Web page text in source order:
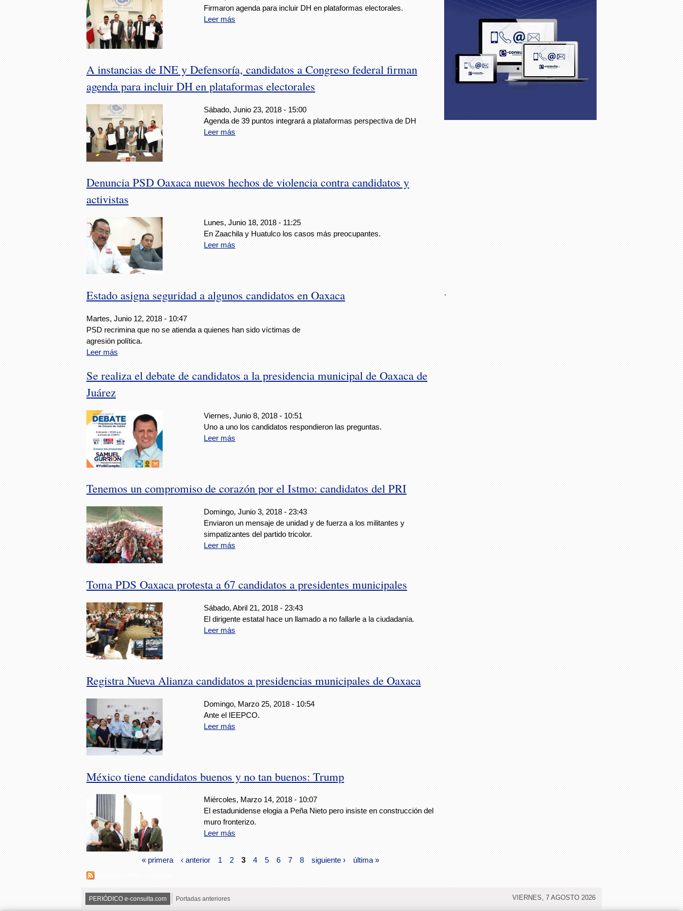
Firmaron agenda para incluir DH en plataformas electorales.
Leer más
A instancias de INE y Defensoría, candidatos a Congreso federal firman
agenda para incluir DH en plataformas electorales
Sábado, Junio 23, 2018 - 15:00
Agenda de 39 puntos integrará a plataformas perspectiva de DH
Leer más
Denuncia PSD Oaxaca nuevos hechos de violencia contra candidatos y
activistas
Lunes, Junio 18, 2018 - 11:25
En Zaachila y Huatulco los casos más preocupantes.
Leer más
Estado asigna seguridad a algunos candidatos en Oaxaca
Martes, Junio 12, 2018 - 10:47
PSD recrimina que no se atienda a quienes han sido víctimas de
agresión política.
Leer más
Se realiza el debate de candidatos a la presidencia municipal de Oaxaca de
Juárez
Viernes, Junio 8, 2018 - 10:51
Uno a uno los candidatos respondieron las preguntas.
Leer más
Tenemos un compromiso de corazón por el Istmo: candidatos del PRI
Domingo, Junio 3, 2018 - 23:43
Enviaron un mensaje de unidad y de fuerza a los militantes y
simpatizantes del partido tricolor.
Leer más
Toma PDS Oaxaca protesta a 67 candidatos a presidentes municipales
Sábado, Abril 21, 2018 - 23:43
El dirigente estatal hace un llamado a no fallarle a la ciudadanía.
Leer más
Registra Nueva Alianza candidatos a presidencias municipales de Oaxaca
Domingo, Marzo 25, 2018 - 10:54
Ante el IEEPCO.
Leer más
México tiene candidatos buenos y no tan buenos: Trump
Miércoles, Marzo 14, 2018 - 10:07
El estadunidense elogia a Peña Nieto pero insiste en construcción del
muro fronterizo.
Leer más
« primera ‹ anterior 1 2 3 4 5 6 7 8 siguiente › última »
.
PERIÓDICO e-consulta.com Portadas anteriores VIERNES, 7 AGOSTO 2026